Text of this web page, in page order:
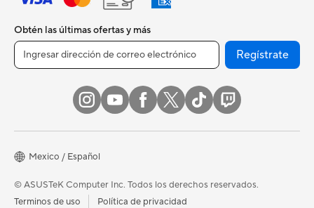
Obtén las últimas ofertas y más
Regístrate
Mexico / Español
© ASUSTeK Computer Inc. Todos los derechos reservados.
Terminos de uso
Política de privacidad